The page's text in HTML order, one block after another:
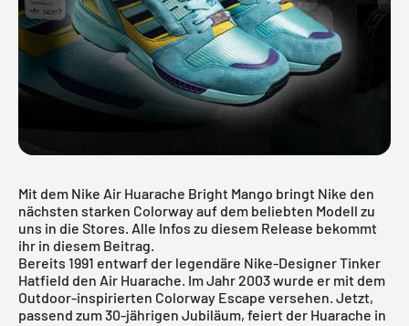
Mit dem Nike Air Huarache Bright Mango bringt Nike den
nächsten starken Colorway auf dem beliebten Modell zu
uns in die Stores. Alle Infos zu diesem Release bekommt
ihr in diesem Beitrag.
Bereits 1991 entwarf der legendäre Nike-Designer Tinker
Hatfield den Air Huarache. Im Jahr 2003 wurde er mit dem
Outdoor-inspirierten Colorway Escape versehen. Jetzt,
passend zum 30-jährigen Jubiläum, feiert der Huarache in